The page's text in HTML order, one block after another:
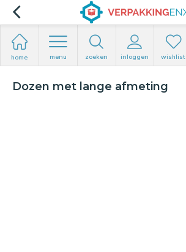
home menu zoeken inloggen wishlist
Dozen met lange afmeting